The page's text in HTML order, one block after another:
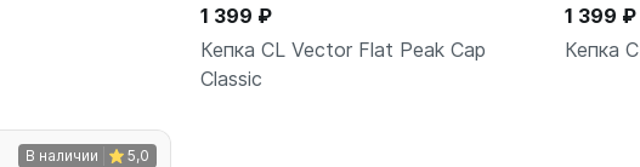
1 399 ₽
Кепка CL Vector Flat Peak Cap
Сlassic
1 399 ₽
Кепка
В наличии 5,0